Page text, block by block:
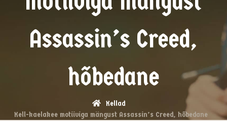
Assassin’s Creed,
hõbedane
Kellad
Kell-kaelakee motiiviga mängust Assassin’s Creed, hõbedane